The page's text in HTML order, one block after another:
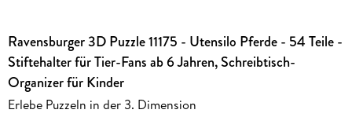
Ravensburger 3D Puzzle 11175 - Utensilo Pferde - 54 Teile -
Stiftehalter für Tier-Fans ab 6 Jahren, Schreibtisch-
Organizer für Kinder
Erlebe Puzzeln in der 3. Dimension